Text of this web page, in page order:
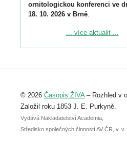
ornitologickou konferenci ve
18. 10. 2026 v Brně.
Podrobnější informace ke
Registrovat se můžete do 6. září.
abstraktu přihlášené přednášky
posteru je už 30. června.
... více aktualit ...
© 2026 Časopis ŽIVA– Rozhled v
Založil roku 1853 J. E. Purkyně.
Vydává Nakladatelství Academia,
Středisko společných činností AV ČR, v.